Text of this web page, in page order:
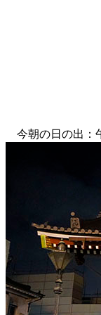
今朝の日の出：